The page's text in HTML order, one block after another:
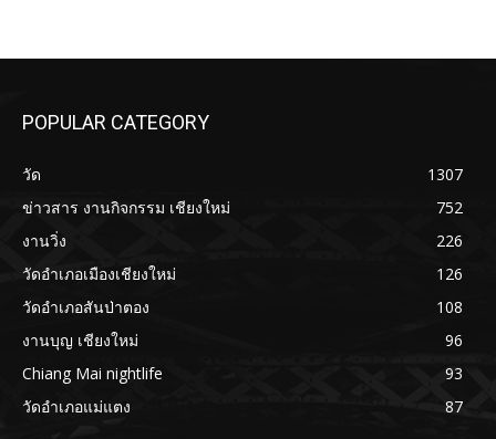
POPULAR CATEGORY
วัด
1307
ข่าวสาร งานกิจกรรม เชียงใหม่
752
งานวิ่ง
226
วัดอำเภอเมืองเชียงใหม่
126
วัดอำเภอสันป่าตอง
108
งานบุญ เชียงใหม่
96
Chiang Mai nightlife
93
วัดอำเภอแม่แตง
87